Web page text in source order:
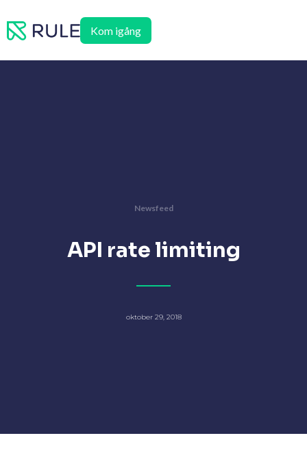
till
Kom igång
Newsfeed
API rate limiting
oktober 29, 2018